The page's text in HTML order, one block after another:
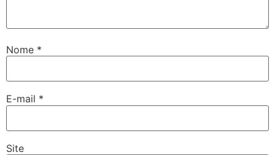
Nome *
E-mail *
Site